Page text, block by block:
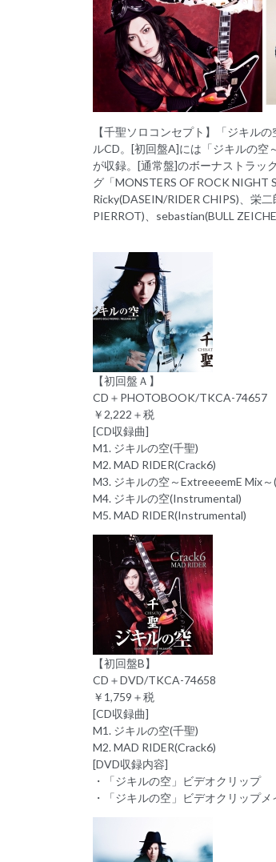
【千聖ソロコンセプト】「ジキル
ルCD。[初回盤A]には「ジキルの空
が収録。[通常盤]のボーナストラッ
グ「MONSTERS OF ROCK
Ricky(DASEIN/RIDER CHIPS)、栄
PIERROT)、sebastian(BULL
【初回盤Ａ】
CD＋PHOTOBOOK/TKCA-74657
￥2,222＋税
[CD収録曲]
M1. ジキルの空(千聖)
M2. MAD RIDER(Crack6)
M3. ジキルの空～ExtreeeemE Mix
M4. ジキルの空(Instrumental)
M5. MAD RIDER(Instrumental)
【初回盤B】
CD＋DVD/TKCA-74658
￥1,759＋税
[CD収録曲]
M1. ジキルの空(千聖)
M2. MAD RIDER(Crack6)
[DVD収録内容]
・「ジキルの空」ビデオクリップ
・「ジキルの空」ビデオクリップメ